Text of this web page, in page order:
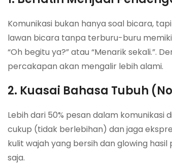
Komunikasi bukan hanya soal bicara,
lawan bicara tanpa terburu-buru
“Oh begitu ya?” atau “Menarik sekali.”.
percakapan akan mengalir lebih alami.
2. Kuasai Bahasa Tubuh
Lebih dari 50% pesan dalam
cukup (tidak berlebihan) dan jaga
kulit wajah yang bersih dan glowing
saja.